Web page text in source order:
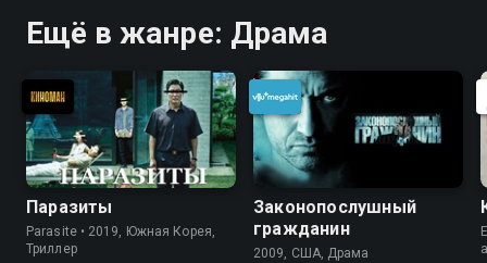
Ещё в жанре: Драма
Паразиты
Parasite • 2019, Южная Корея,
Триллер
Законопослушный
гражданин
2009, США, Драма